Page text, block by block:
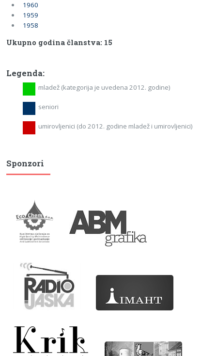
1960
1959
1958
Ukupno godina članstva: 15
Legenda:
mladež (kategorija je uvedena 2012. godine)
seniori
umirovljenici (do 2012. godine mladež i umirovljenici)
Sponzori